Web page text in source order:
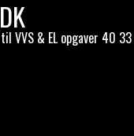
VVS & EL opgaver 40 33